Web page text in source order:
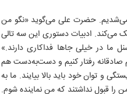
حضرت علی می‌گوید «نگو من
می‌کند. ادبیات دستوری این سه تالی
ما در خیلی جاها فداکاری دارند.»
صادقانه رفتار کنیم و دست‌به‌دست هم
و توان خود باید بالا بیایند. ما به
را قبول نداشتند که من نماینده شوم.